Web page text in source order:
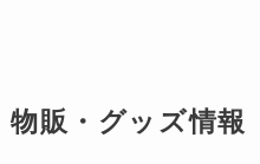
物販・グッズ情報